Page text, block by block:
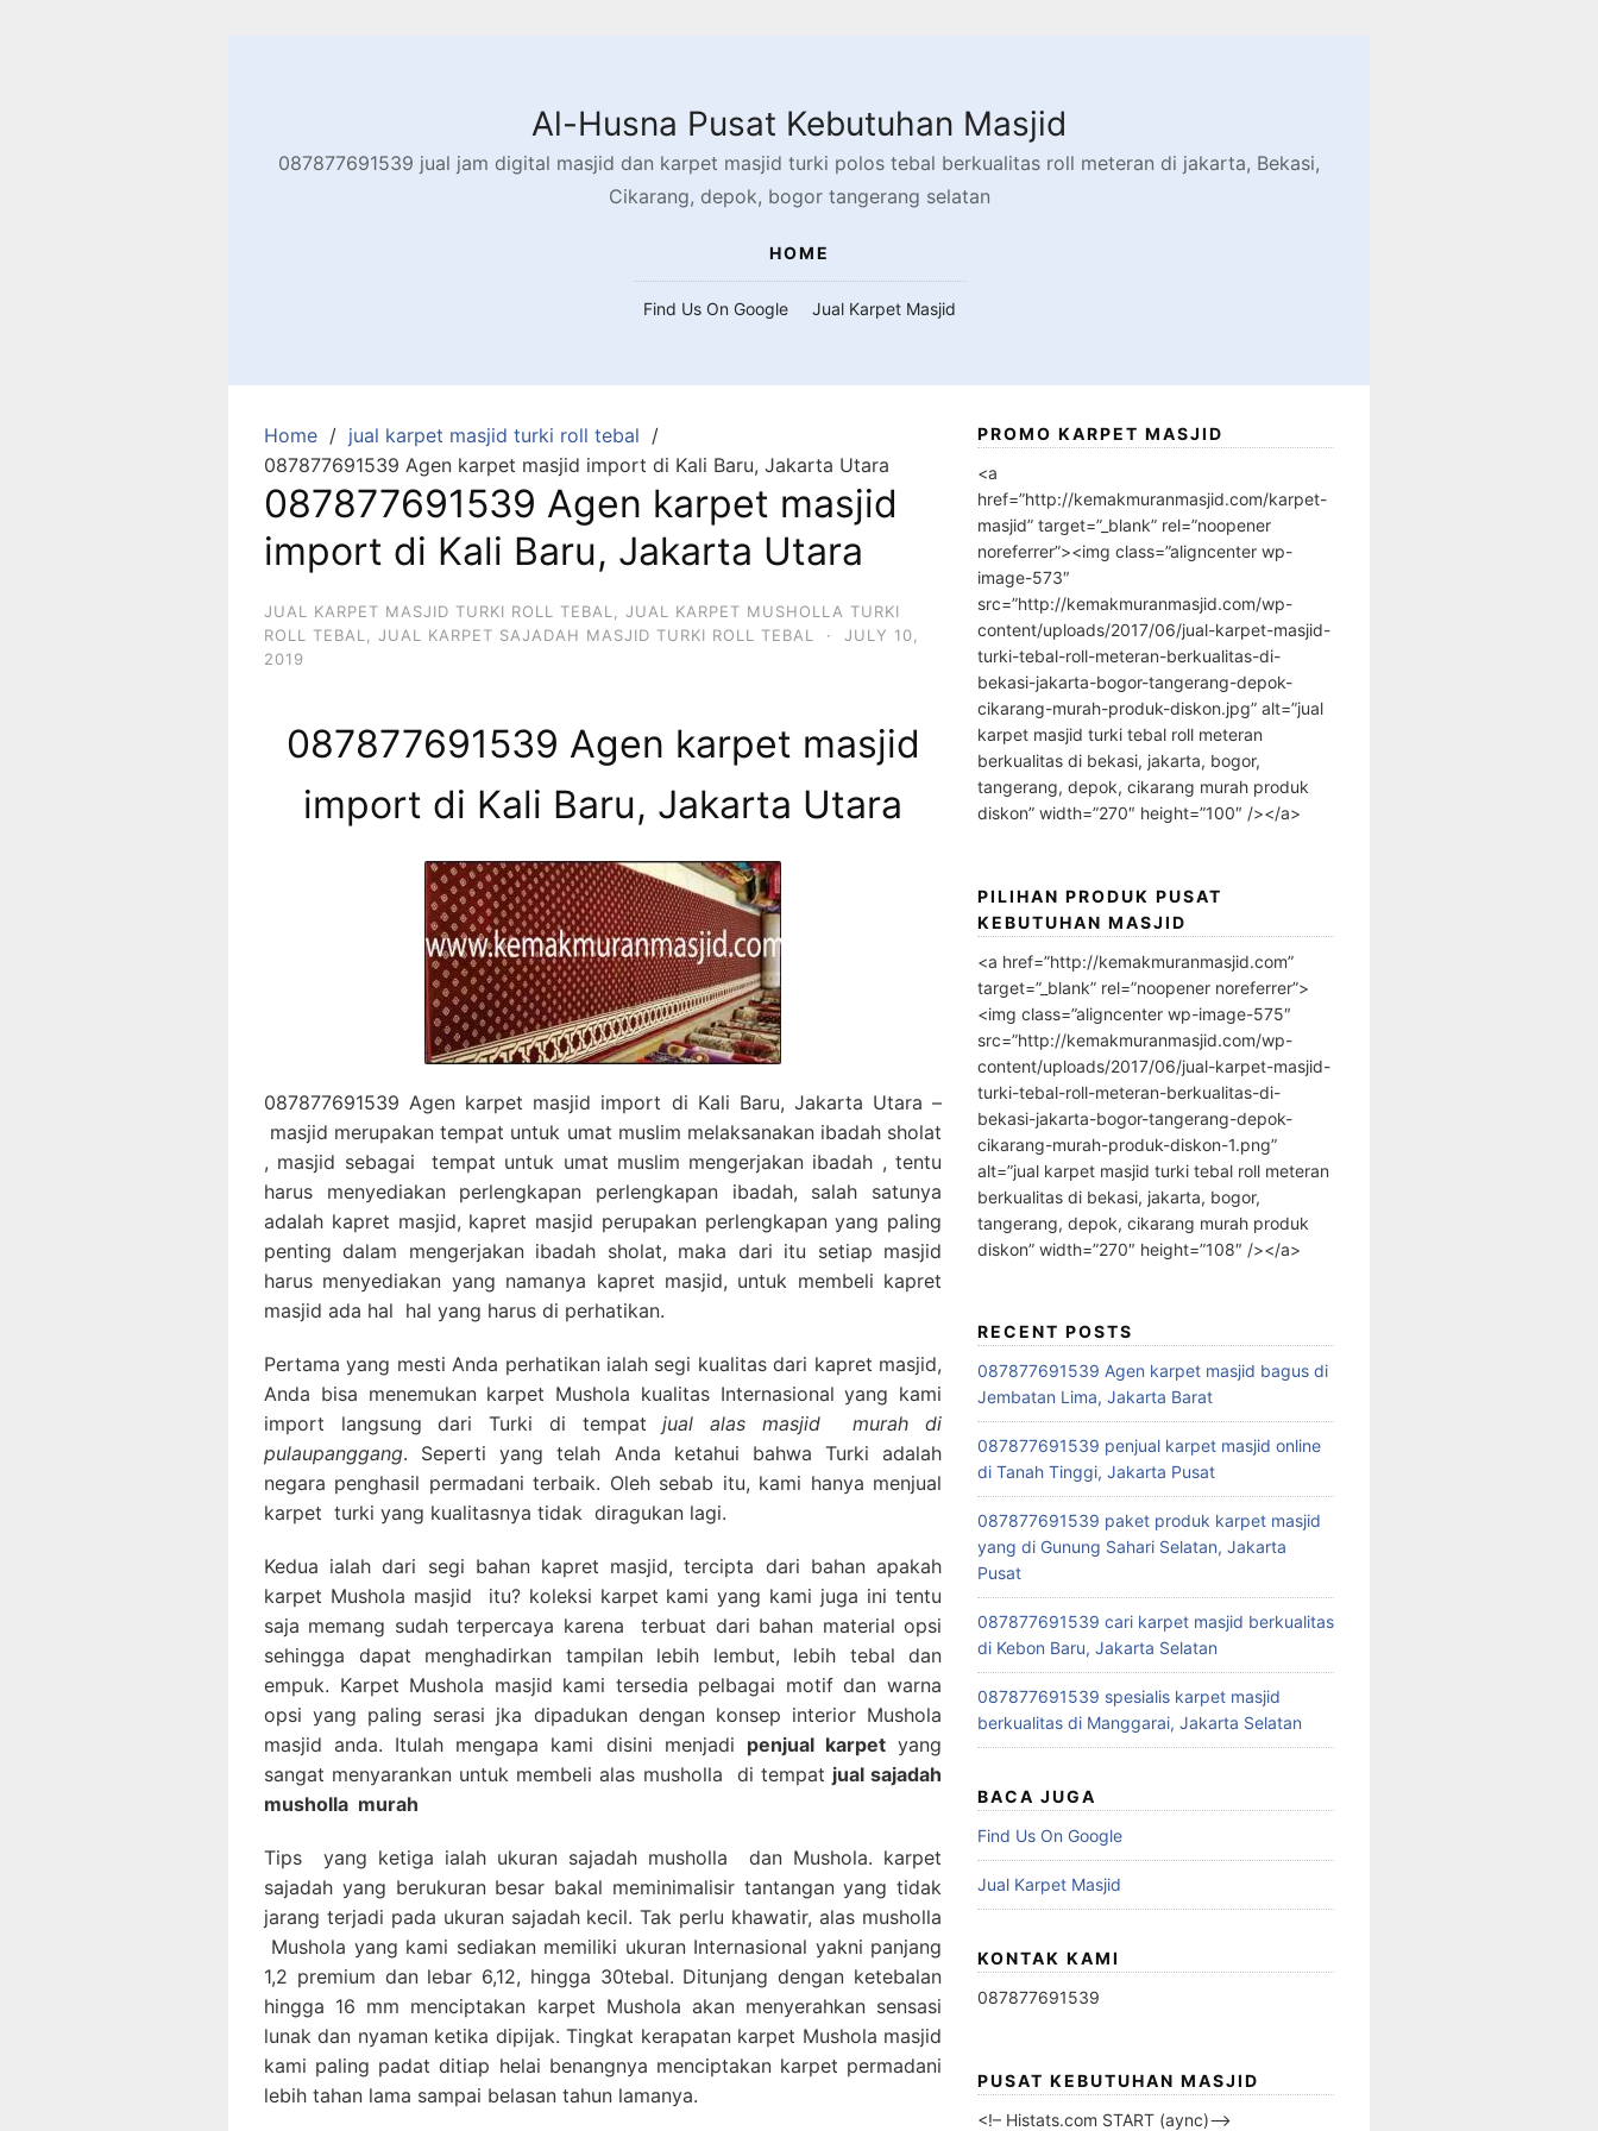
Al-Husna Pusat Kebutuhan Masjid
087877691539 jual jam digital masjid dan karpet masjid turki polos tebal berkualitas roll meteran di jakarta, Bekasi,
Cikarang, depok, bogor tangerang selatan
HOME
Find Us On Google Jual Karpet Masjid
Home
jual karpet masjid turki roll tebal
087877691539 Agen karpet masjid import di Kali Baru, Jakarta Utara
087877691539 Agen karpet masjid
import di Kali Baru, Jakarta Utara
JUAL KARPET MASJID TURKI ROLL TEBAL
JUAL KARPET MUSHOLLA TURKI
ROLL TEBAL
JUAL KARPET SAJADAH MASJID TURKI ROLL TEBAL ·
JULY 10,
2019
087877691539 Agen karpet masjid
import di Kali Baru, Jakarta Utara
087877691539 Agen karpet masjid import di Kali Baru, Jakarta Utara –
masjid merupakan tempat untuk umat muslim melaksanakan ibadah sholat
, masjid sebagai tempat untuk umat muslim mengerjakan ibadah , tentu
harus menyediakan perlengkapan perlengkapan ibadah, salah satunya
adalah kapret masjid, kapret masjid perupakan perlengkapan yang paling
penting dalam mengerjakan ibadah sholat, maka dari itu setiap masjid
harus menyediakan yang namanya kapret masjid, untuk membeli kapret
masjid ada hal hal yang harus di perhatikan.
Pertama yang mesti Anda perhatikan ialah segi kualitas dari kapret masjid,
Anda bisa menemukan karpet Mushola kualitas Internasional yang kami
import langsung dari Turki di tempatjual alas masjid
murah di
pulaupanggang. Seperti yang telah Anda ketahui bahwa Turki adalah
negara penghasil permadani terbaik. Oleh sebab itu, kami hanya menjual
karpet turki yang kualitasnya tidak diragukan lagi.
Kedua ialah dari segi bahan kapret masjid, tercipta dari bahan apakah
karpet Mushola masjid itu? koleksi karpet kami yang kami juga ini tentu
saja memang sudah terpercaya karena terbuat dari bahan material opsi
sehingga dapat menghadirkan tampilan lebih lembut, lebih tebal dan
empuk. Karpet Mushola masjid kami tersedia pelbagai motif dan warna
opsi yang paling serasi jka dipadukan dengan konsep interior Mushola
masjid anda. Itulah mengapa kami disini menjadi penjual karpetyang
sangat menyarankan untuk membeli alas musholla di tempat jual sajadah
musholla murah
Tips yang ketiga ialah ukuran sajadah musholla dan Mushola. karpet
sajadah yang berukuran besar bakal meminimalisir tantangan yang tidak
jarang terjadi pada ukuran sajadah kecil. Tak perlu khawatir, alas musholla
Mushola yang kami sediakan memiliki ukuran Internasional yakni panjang
1,2 premium dan lebar 6,12, hingga 30tebal. Ditunjang dengan ketebalan
hingga 16 mm menciptakan karpet Mushola akan menyerahkan sensasi
lunak dan nyaman ketika dipijak. Tingkat kerapatan karpet Mushola masjid
kami paling padat ditiap helai benangnya menciptakan karpet permadani
lebih tahan lama sampai belasan tahun lamanya.
PROMO KARPET MASJID
<a
href=”http://kemakmuranmasjid.com/karpet-
masjid” target=”_blank” rel=”noopener
noreferrer”><img class=”aligncenter wp-
image-573″
src=”http://kemakmuranmasjid.com/wp-
content/uploads/2017/06/jual-karpet-masjid-
turki-tebal-roll-meteran-berkualitas-di-
bekasi-jakarta-bogor-tangerang-depok-
cikarang-murah-produk-diskon.jpg” alt=”jual
karpet masjid turki tebal roll meteran
berkualitas di bekasi, jakarta, bogor,
tangerang, depok, cikarang murah produk
diskon” width=”270″ height=”100″ /></a>
PILIHAN PRODUK PUSAT
KEBUTUHAN MASJID
<a href=”http://kemakmuranmasjid.com”
target=”_blank” rel=”noopener noreferrer”>
<img class=”aligncenter wp-image-575″
src=”http://kemakmuranmasjid.com/wp-
content/uploads/2017/06/jual-karpet-masjid-
turki-tebal-roll-meteran-berkualitas-di-
bekasi-jakarta-bogor-tangerang-depok-
cikarang-murah-produk-diskon-1.png”
alt=”jual karpet masjid turki tebal roll meteran
berkualitas di bekasi, jakarta, bogor,
tangerang, depok, cikarang murah produk
diskon” width=”270″ height=”108″ /></a>
RECENT POSTS
087877691539 Agen karpet masjid bagus di
Jembatan Lima, Jakarta Barat
087877691539 penjual karpet masjid online
di Tanah Tinggi, Jakarta Pusat
087877691539 paket produk karpet masjid
yang di Gunung Sahari Selatan, Jakarta
Pusat
087877691539 cari karpet masjid berkualitas
di Kebon Baru, Jakarta Selatan
087877691539 spesialis karpet masjid
berkualitas di Manggarai, Jakarta Selatan
BACA JUGA
Find Us On Google
Jual Karpet Masjid
KONTAK KAMI
087877691539
PUSAT KEBUTUHAN MASJID
<!– Histats.com START (aync)–>